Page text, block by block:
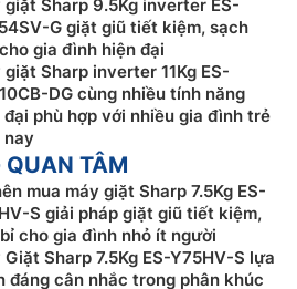
ES-Y75HV-S được trang bị
Logic máy xác định khối
toán và tùy chỉnh lượng nước
đó bạn có thể tiết kiệm chi phí
đảm bảo hiệu quả giặt sạch
giặt Sharp 9.5Kg inverter ES-
G giặt giũ tiết kiệm, sạch
gia đình hiện đại
giặt Sharp inverter 11Kg ES-
DG cùng nhiều tính năng
đại phù hợp với nhiều gia đình trẻ
nay
TÂM
mua máy giặt Sharp 7.5Kg ES-
S giải pháp giặt giũ tiết kiệm,
cho gia đình nhỏ ít người
Giặt Sharp 7.5Kg ES-Y75HV-S lựa
đáng cân nhắc trong phân khúc